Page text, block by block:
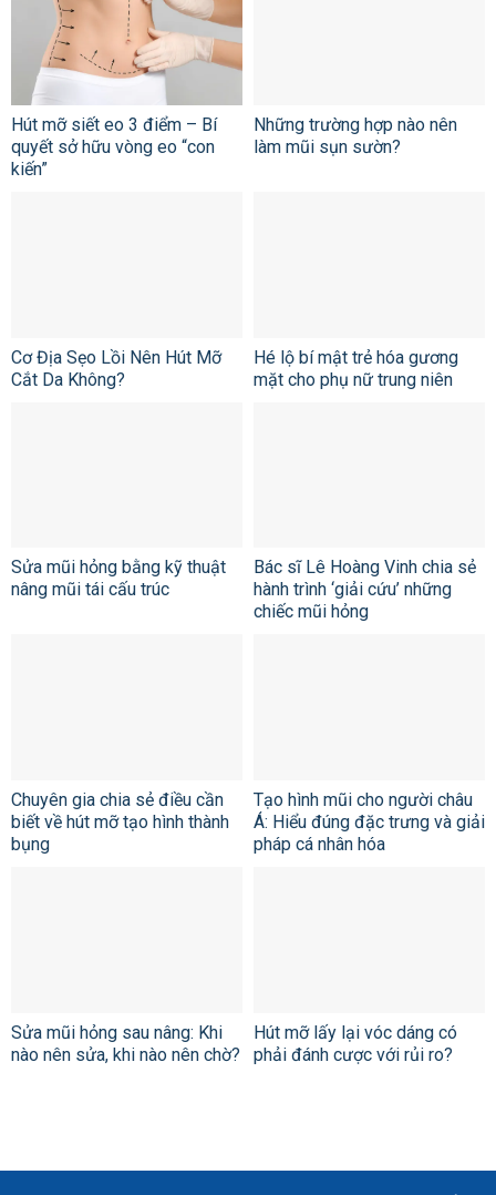
Hút mỡ siết eo 3 điểm – Bí
quyết sở hữu vòng eo “con
kiến”
Những trường hợp nào nên
làm mũi sụn sườn?
Cơ Địa Sẹo Lồi Nên Hút Mỡ
Cắt Da Không?
Hé lộ bí mật trẻ hóa gương
mặt cho phụ nữ trung niên
Sửa mũi hỏng bằng kỹ thuật
nâng mũi tái cấu trúc
Bác sĩ Lê Hoàng Vinh chia sẻ
hành trình ‘giải cứu’ những
chiếc mũi hỏng
Chuyên gia chia sẻ điều cần
biết về hút mỡ tạo hình thành
bụng
Tạo hình mũi cho người châu
Á: Hiểu đúng đặc trưng và giải
pháp cá nhân hóa
Sửa mũi hỏng sau nâng: Khi
nào nên sửa, khi nào nên chờ?
Hút mỡ lấy lại vóc dáng có
phải đánh cược với rủi ro?